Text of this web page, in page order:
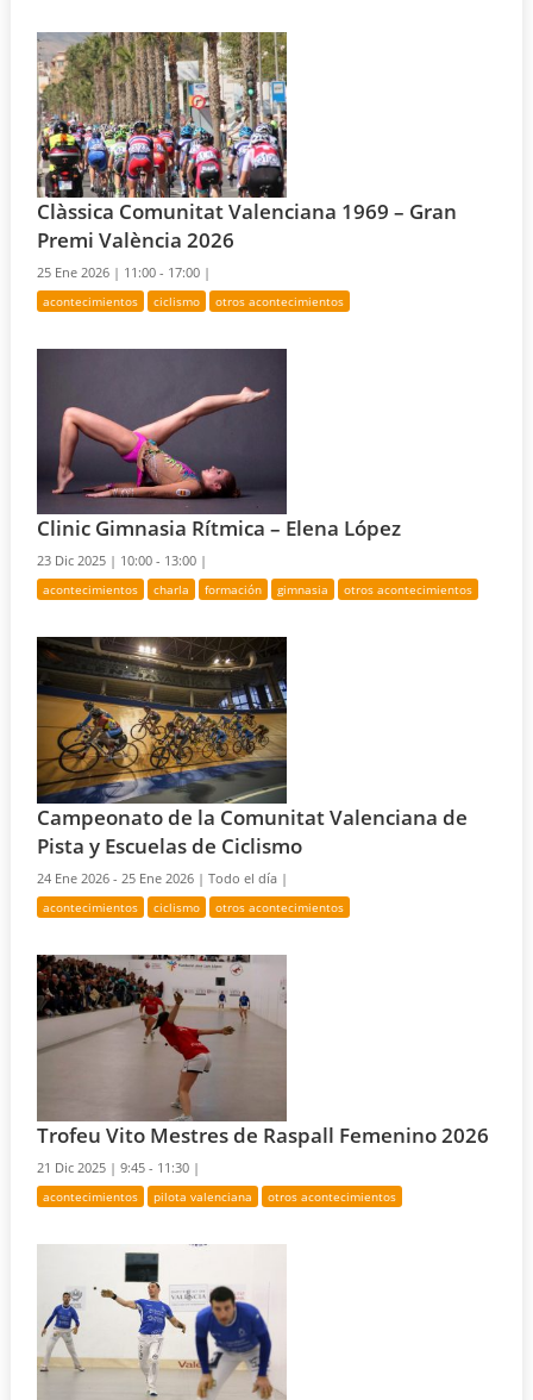
Clàssica Comunitat Valenciana 1969 – Gran
Premi València 2026
25 Ene 2026 | 11:00 - 17:00 |
acontecimientos ciclismo otros acontecimientos
Clinic Gimnasia Rítmica – Elena López
23 Dic 2025 | 10:00 - 13:00 |
acontecimientos charla formación gimnasia otros acontecimientos
Campeonato de la Comunitat Valenciana de
Pista y Escuelas de Ciclismo
24 Ene 2026 - 25 Ene 2026 |Todo el día |
acontecimientos ciclismo otros acontecimientos
Trofeu Vito Mestres de Raspall Femenino 2026
21 Dic 2025 |9:45 - 11:30 |
acontecimientos pilota valenciana otros acontecimientos